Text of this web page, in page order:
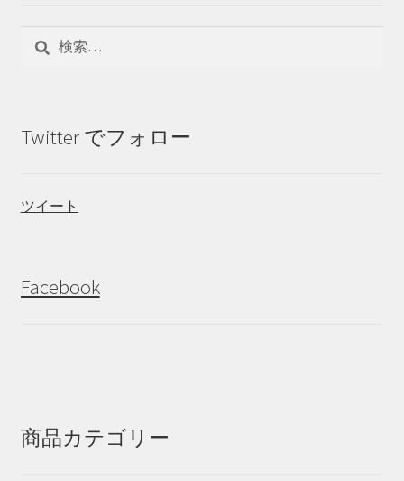
Twitter でフォロー
ツイート
Facebook
商品カテゴリー